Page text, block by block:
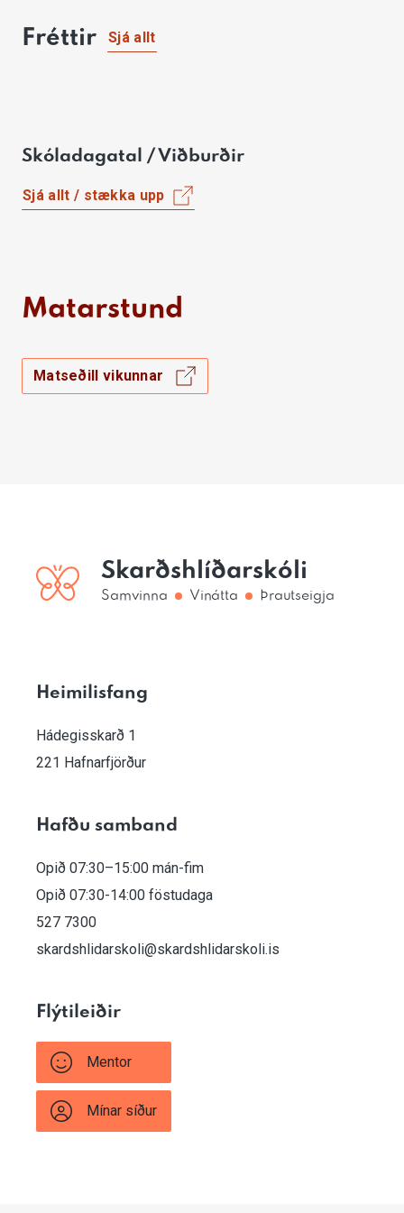
Fréttir Sjá allt
Skóladagatal / Viðburðir
Sjá allt / stækka upp
Matarstund
Matseðill vikunnar
Skarðshlíðarskóli
Samvinna Vinátta Þrautseigja
Heimilisfang
Hádegisskarð 1
221 Hafnarfjörður
Hafðu samband
Opið 07:30–15:00 mán-fim
Opið 07:30-14:00 föstudaga
527 7300
skardshlidarskoli@skardshlidarskoli.is
Flýtileiðir
Mentor
Mínar síður